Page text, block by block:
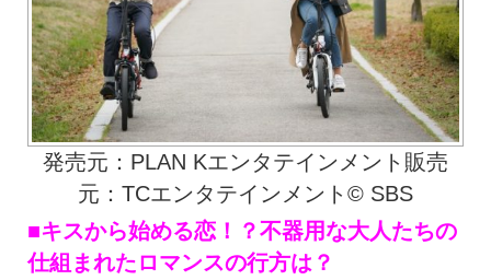
発売元：PLAN Kエンタテインメント販売
元：TCエンタテインメント© SBS
■キスから始める恋！？不器用な大人たちの
仕組まれたロマンスの行方は？